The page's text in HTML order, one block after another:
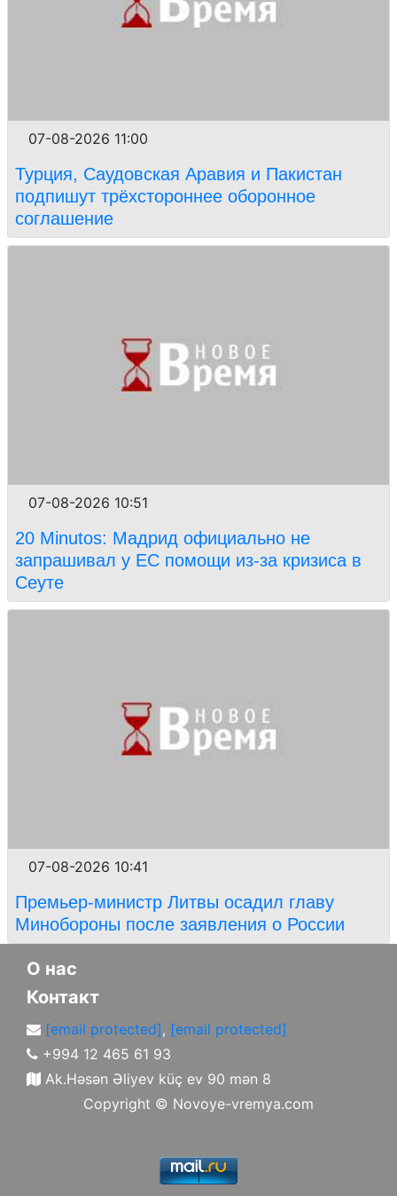
07-08-2026 11:00
Турция, Саудовская Аравия и Пакистан
подпишут трёхстороннее оборонное
соглашение
07-08-2026 10:51
20 Minutos: Мадрид официально не
запрашивал у ЕС помощи из-за кризиса в
Сеуте
07-08-2026 10:41
Премьер-министр Литвы осадил главу
Минобороны после заявления о России
О нас
Контакт
[email protected], [email protected]
+994 12 465 61 93
Ak.Həsən Əliyev küç ev 90 mən 8
Copyright © Novoye-vremya.com